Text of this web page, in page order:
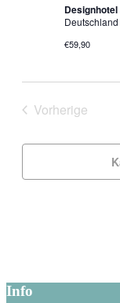
Deutschland
€59,90
Vorherige
Info